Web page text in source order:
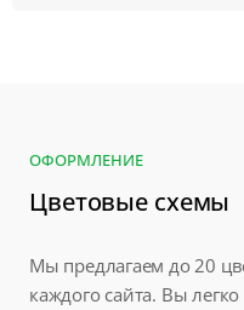
ОФОРМЛЕНИЕ
Цветовые схемы
Мы предлагаем до 20
каждого сайта. Вы